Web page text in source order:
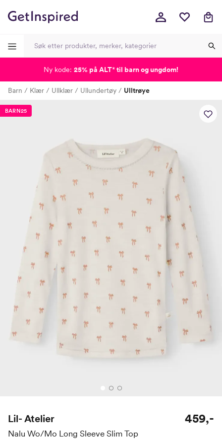
Barn Klær Ullklær Ullundertøy Ulltrøye
BARN25
Lil- Atelier
Nalu Wo/Mo Long Sleeve Slim Top
459,-
Ny kode: 25% på ALT*til barn og ungdom!
-
-
-
-